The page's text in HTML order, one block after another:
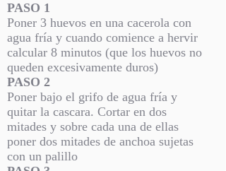
PASO 1
Poner 3 huevos en una cacerola con
agua fría y cuando comience a hervir
calcular 8 minutos (que los huevos no
queden excesivamente duros)
PASO 2
Poner bajo el grifo de agua fría y
quitar la cascara. Cortar en dos
mitades y sobre cada una de ellas
poner dos mitades de anchoa sujetas
con un palillo